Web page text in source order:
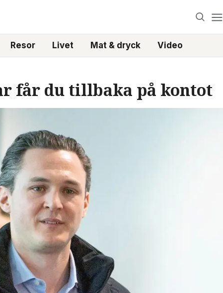
Resor Livet Mat & dryck Video
får du tillbaka på kontot